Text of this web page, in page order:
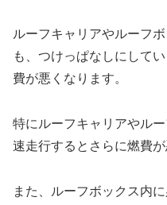
ルーフキャリアやルーフ
も、つけっぱなしにして
費が悪くなります。
特にルーフキャリアやル
速走行するとさらに燃費
また、ルーフボックス内